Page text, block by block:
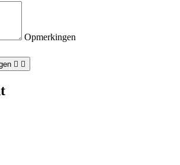
Opmerkingen